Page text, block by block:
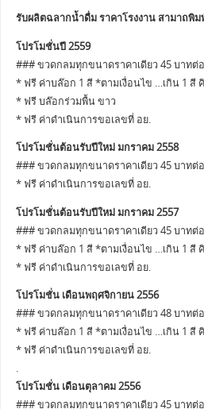
รับผลิตฉลากน้ำดื่ม ราคาโรงงาน สามาถพิ
โปรโมชั่นปี 2559
### ขวดกลมทุกขนาดราคาเดียว 45 บาท
* ฟรี ค่าบล๊อก 1 สี *ตามเงื่อนไข …เกิน 1 สี
* ฟรี บล๊อกร่วมพื้น ขาว
* ฟรี ค่าดำเนินการขอเลขที่ อย.
โปรโมชั่นต้อนรับปีใหม่ มกราคม 2558
### ขวดกลมทุกขนาดราคาเดียว 45 บาท
* ฟรี ค่าดำเนินการขอเลขที่ อย.
โปรโมชั่นต้อนรับปีใหม่ มกราคม 2557
### ขวดกลมทุกขนาดราคาเดียว 45 บาท
* ฟรี ค่าบล๊อก 1 สี *ตามเงื่อนไข …เกิน 1 สี
* ฟรี ค่าดำเนินการขอเลขที่ อย.
โปรโมชั่น เดือนพฤศจิกายน 2556
### ขวดกลมทุกขนาดราคาเดียว 48 บาท
* ฟรี ค่าบล๊อก 1 สี *ตามเงื่อนไข …เกิน 1 สี
* ฟรี ค่าดำเนินการขอเลขที่ อย.
.
โปรโมชั่น เดือนตุลาคม 2556
### ขวดกลมทุกขนาดราคาเดียว 45 บาท